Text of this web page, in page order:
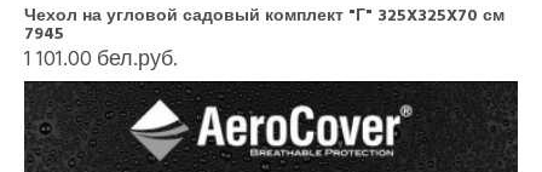
Чехол на угловой садовый комплект "Г" 325X325X70 см
7945
1 101.00 бел.руб.